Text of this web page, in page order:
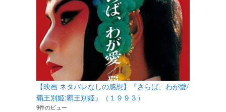
【映画 ネタバレなしの感想】『さらば、わが愛/
覇王別姫:覇王別姫』（１９９３）
9件のビュー